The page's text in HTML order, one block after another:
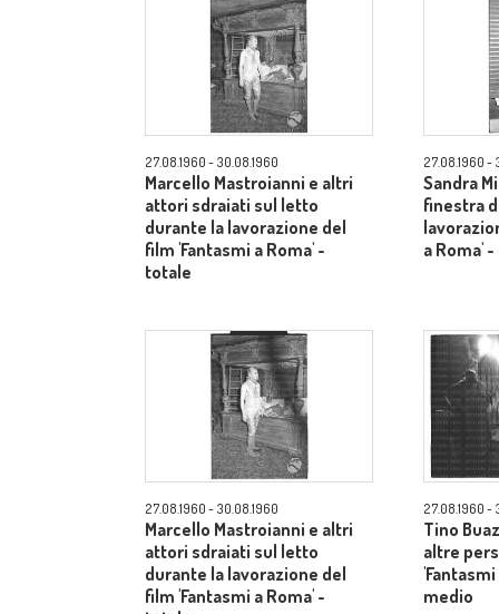
27.08.1960 - 30.08.1960
Marcello Mastroianni e altri
attori sdraiati sul letto
durante la lavorazione del
film 'Fantasmi a Roma' -
totale
27.08.1960 -
Sandra
finestra
a Roma'
27.08.1960 - 30.08.1960
Marcello Mastroianni e altri
attori sdraiati sul letto
durante la lavorazione del
film 'Fantasmi a Roma' -
27.08.1960 -
Tino
altre
medio